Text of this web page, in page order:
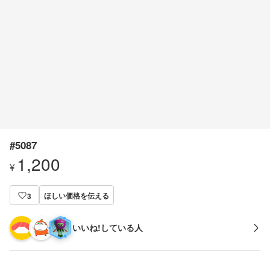
#5087
¥ 1,200
3 ほしい価格を伝える
いいね!している人